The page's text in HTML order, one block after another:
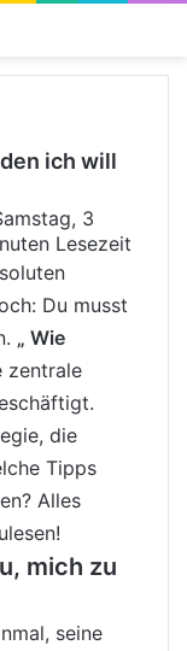
ich will
3
Lesezeit
Du musst
„ Wie
zentrale
die
Tipps
Alles
mich zu
seine